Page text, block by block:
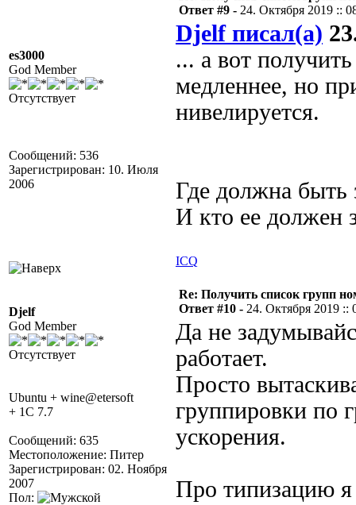
es3000
God Member
Отсутствует
Сообщений: 536
Зарегистрирован: 10. Июля
2006
Ответ #9 - 24. Октября 2019 ::
Djelf писал(а)
... а вот
медленнее, но
нивелируется.
Где должна быть
И кто ее должен
ICQ
Djelf
God Member
Отсутствует
Ubuntu + wine@etersoft
+ 1C 7.7
Сообщений: 635
Местоположение: Питер
Зарегистрирован: 02. Ноября
2007
Пол:
Re: Получить список групп
Ответ #10 - 24. Октября 2019 ::
Да не
работает.
Просто
группировки по
ускорения.
Про типизацию я